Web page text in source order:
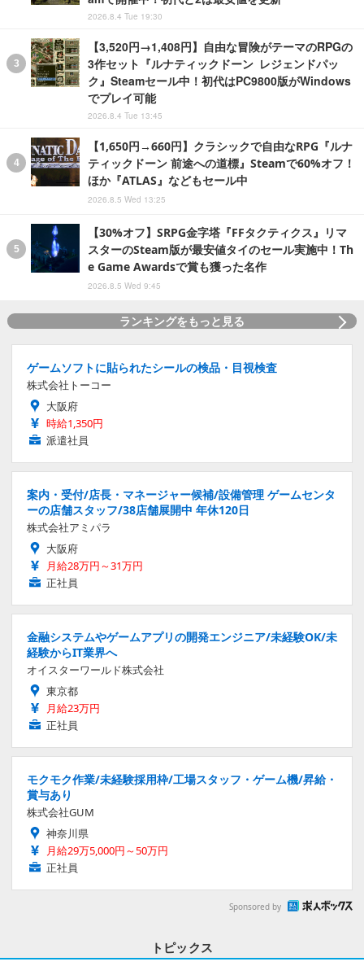
2026.8.4 Tue 19:30
【3,520円→1,408円】自由な冒険がテーマのRPGの
3作セット『ルナティックドーン レジェンドパッ
ク』Steamセール中！初代はPC9800版がWindows
でプレイ可能
2026.8.4 Tue 13:45
【1,650円→660円】クラシックで自由なRPG『ルナ
ティックドーン 前途への道標』Steamで60%オフ！
ほか『ATLAS』などもセール中
2026.8.5 Wed 13:25
【30%オフ】SRPG金字塔『FFタクティクス』リマ
スターのSteam版が最安値タイのセール実施中！Th
e Game Awardsで賞も獲った名作
2026.8.5 Wed 9:45
ランキングをもっと見る
ゲームソフトに貼られたシールの検品・目視検査
株式会社トーコー
大阪府
時給1,350円
派遣社員
案内・受付/店長・マネージャー候補/設備管理 ゲームセンタ
ーの店舗スタッフ/38店舗展開中 年休120日
株式会社アミパラ
大阪府
月給28万円～31万円
正社員
金融システムやゲームアプリの開発エンジニア/未経験OK/未
経験からIT業界へ
オイスターワールド株式会社
東京都
月給23万円
正社員
モクモク作業/未経験採用枠/工場スタッフ・ゲーム機/昇給・
賞与あり
株式会社GUM
神奈川県
月給29万5,000円～50万円
正社員
Sponsored by
トピックス